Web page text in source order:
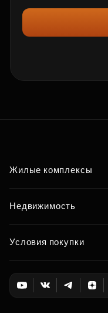
Жилые комплексы
Недвижимость
Условия покупки